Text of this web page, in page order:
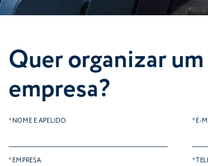
Quer organizar
empresa?
* NOME E APELIDO * E-
* EMPRESA *